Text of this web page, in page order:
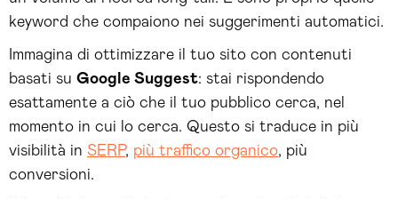
keyword che compaiono nei suggerimenti automatici.
Immagina di ottimizzare il tuo sito con contenuti
basati su Google Suggest: stai rispondendo
esattamente a ciò che il tuo pubblico cerca, nel
momento in cui lo cerca. Questo si traduce in più
visibilità in SERP, più traffico organico, più
conversioni.